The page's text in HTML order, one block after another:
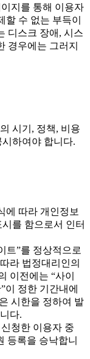
지를 통해 이용자
할 수 없는 부득이
디스크 장애, 시스
경우에는 그러지
시기, 정책, 비용
하여야 합니다.
에 따라 개인정보
를 함으로서 인터
트”를 정상적으로
라 법정대리인의
이전에는 “사이
이 정한 기간내에
시한을 정하여 발
다.
청한 이용자 중
등록을 승낙합니